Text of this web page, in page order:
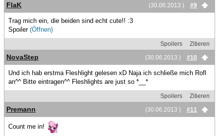
(30.06.2013 )
#9
FlaK
Trag mich ein, die beiden sind echt cute!! :3
Spoiler (Öffnen)
Spoilers
Zitieren
(30.06.2013 )
#10
NovaStep
Und ich hab erstma Fleshlight gelesen xD Naja ich schließe mich Rofl
an^^ Bitte eintragen^^ Fleshlights are just so *__*
Spoilers
Zitieren
(30.06.2013 )
#11
Premann
Count me in!